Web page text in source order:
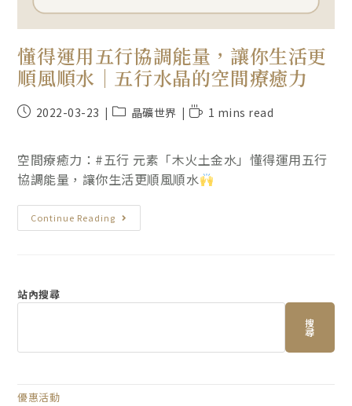
懂得運用五行協調能量，讓你生活更
順風順水｜五行水晶的空間療癒力
2022-03-23 晶礦世界 1 mins read
空間療癒力：#五行 元素「木火土金水」懂得運用五行
協調能量，讓你生活更順風順水
Continue Reading
站內搜尋
搜
尋
優惠活動